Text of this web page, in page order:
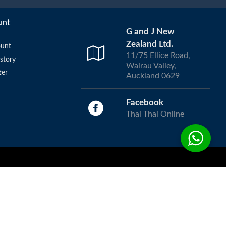
G and J New
Zealand Ltd.
11/75 Ellice Road,
Wairau Valley,
Auckland 0629
Facebook
Thai Thai Online